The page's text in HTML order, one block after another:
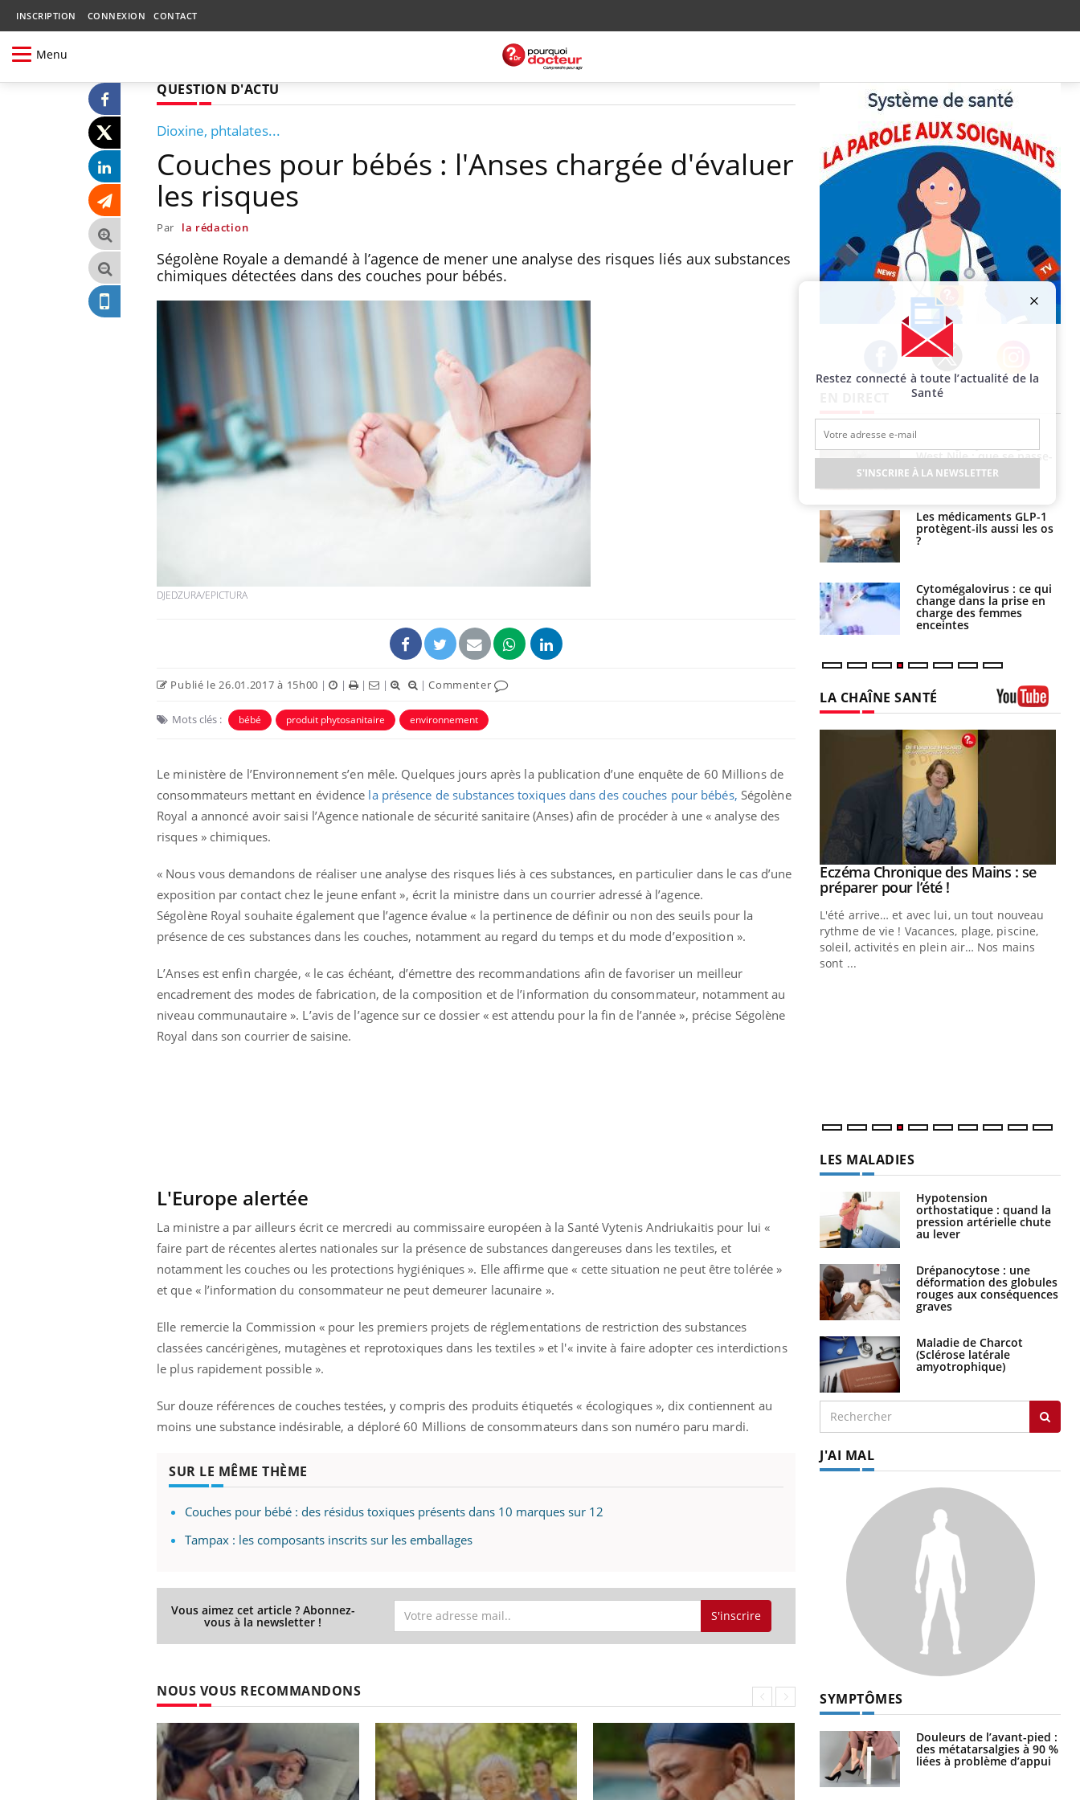
INSCRIPTION CONNEXION CONTACT
Menu
QUESTION D'ACTU
Dioxine, phtalates...
Couches pour bébés : l'Anses chargée d'évaluer
les risques
Par la rédaction
Ségolène Royale a demandé à l’agence de mener une analyse des risques liés aux substances
chimiques détectées dans des couches pour bébés.
DJEDZURA/EPICTURA
Publié le 26.01.2017 à 15h00 | | | | |Commenter
Mots clés : bébé produit phytosanitaire environnement
Le ministère de l’Environnement s’en mêle. Quelques jours après la publication d’une enquête de 60 Millions de
consommateurs mettant en évidence la présence de substances toxiques dans des couches pour bébés, Ségolène
Royal a annoncé avoir saisi l’Agence nationale de sécurité sanitaire (Anses) afin de procéder à une « analyse des
risques » chimiques.
« Nous vous demandons de réaliser une analyse des risques liés à ces substances, en particulier dans le cas d’une
exposition par contact chez le jeune enfant », écrit la ministre dans un courrier adressé à l’agence.
Ségolène Royal souhaite également que l’agence évalue « la pertinence de définir ou non des seuils pour la
présence de ces substances dans les couches, notamment au regard du temps et du mode d’exposition ».
L’Anses est enfin chargée, « le cas échéant, d’émettre des recommandations afin de favoriser un meilleur
encadrement des modes de fabrication, de la composition et de l’information du consommateur, notamment au
niveau communautaire ». L’avis de l’agence sur ce dossier « est attendu pour la fin de l’année », précise Ségolène
Royal dans son courrier de saisine.
L'Europe alertée
La ministre a par ailleurs écrit ce mercredi au commissaire européen à la Santé Vytenis Andriukaitis pour lui «
faire part de récentes alertes nationales sur la présence de substances dangereuses dans les textiles, et
notamment les couches ou les protections hygiéniques ». Elle affirme que « cette situation ne peut être tolérée »
et que « l’information du consommateur ne peut demeurer lacunaire ».
Elle remercie la Commission « pour les premiers projets de réglementations de restriction des substances
classées cancérigènes, mutagènes et reprotoxiques dans les textiles » et l'« invite à faire adopter ces interdictions
le plus rapidement possible ».
Sur douze références de couches testées, y compris des produits étiquetés « écologiques », dix contiennent au
moins une substance indésirable, a déploré 60 Millions de consommateurs dans son numéro paru mardi.
SUR LE MÊME THÈME
Couches pour bébé : des résidus toxiques présents dans 10 marques sur 12
Tampax : les composants inscrits sur les emballages
Vous aimez cet article ? Abonnez-
vous à la newsletter ! S'inscrire
NOUS VOUS RECOMMANDONS
Facebook Twitter Instagram
Bébés, jeunes enfants :
quelle trousse à
pharmacie pour les
vacances ?
Comment éviter une otite
pendant les vacances ?
Hantavirus : un cas
détecté chez un touriste
en France
Mortalité infantile : un
Grossesse à risque : ce jus
West Nile : que se passe-
t-il dans le sud de la
France ?
Les médicaments GLP-1
protègent-ils aussi les os
?
Cytomégalovirus : ce qui
change dans la prise en
charge des femmes
enceintes
LA CHAÎNE SANTÉ
Eczéma Chronique des Mains :
expliquer ma maladie Youtube
Il y a des sujets qui sont faciles à aborder...
d'autres non ! D'un côté, poser des
questions sur la maladie d'un proche c'est
Youtube
Carence en fer : comprendre pour
prévenir Youtube
Fatigue, irritabilité, brouillard mental ou
même alopécie… Les symptômes de la
carence en fer sont multiples ce qui la rend
Youtube
Insuline & Charge mentale : et si on
osait en parler??
En 2026, l'insuline dans le diabète de type 2
reste entourée d'idées reçues chez les
patients comme parfois chez les soignants.
Youtube
Eczéma Chronique des Mains : se
préparer pour l’été !Youtube
L'été arrive… et avec lui, un tout nouveau
rythme de vie ! Vacances, plage, piscine,
soleil, activités en plein air… Nos mains
sont ...
LES MALADIES
Hypotension
orthostatique : quand la
pression artérielle chute
au lever
Drépanocytose : une
déformation des globules
rouges aux conséquences
graves
Maladie de Charcot
(Sclérose latérale
amyotrophique)
J'AI MAL
SYMPTÔMES
Douleurs de l’avant-pied :
des métatarsalgies à 90 %
liées à problème d’appui
Restez connecté à toute l’actualité de la
Santé
S'INSCRIRE À LA NEWSLETTER